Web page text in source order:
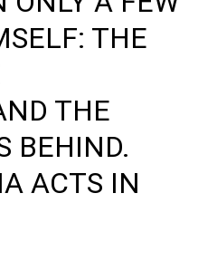
THE
THE
BEHIND.
ACTS IN